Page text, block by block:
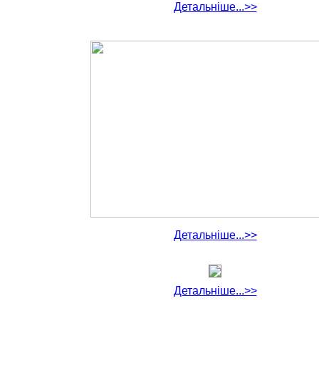
Детальніше...>>
Детальніше...>>
Детальніше...>>